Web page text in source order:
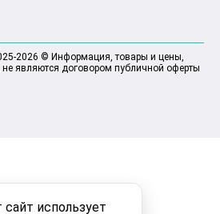
сайт использует
2026 © Информация, товары и цены,
не являются договором публичной оферты